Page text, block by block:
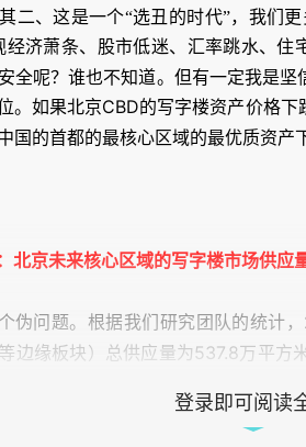
二、这是一个“选丑的时代”，我们
经济萧条、股市低迷、汇率跳水、住
全呢？谁也不知道。但有一定我是坚
。如果北京CBD的写字楼资产价格下
国的首都的最核心区域的最优质资产
北京未来核心区域的写字楼市场供应
伪问题。根据我们研究团队的统计，
边缘板块）总供应量为 537.8万平方
供应量最小的金融街仅有17.7 万平方
登录即可阅读